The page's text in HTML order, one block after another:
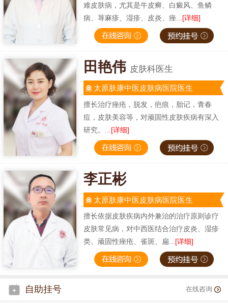
难皮肤病，尤其是牛皮癣、白癜风、鱼鳞
病、荨麻疹、湿疹、皮炎、痤... [详细]
田艳伟 皮肤科医生
太原肤康中医皮肤病医院医生
擅长治疗痤疮，脱发，疤痕，胎记，青春
痘，皮肤美容等，对顽固性皮肤疾病有深入
研究。... [详细]
李正彬
太原肤康中医皮肤病医院医生
擅长依据皮肤疾病内外兼治的治疗原则诊疗
皮肤常见病，对中西医结合治疗皮炎、湿疹
类、顽固性痤疮、雀斑、扁...[详细]
自助挂号 在线咨询